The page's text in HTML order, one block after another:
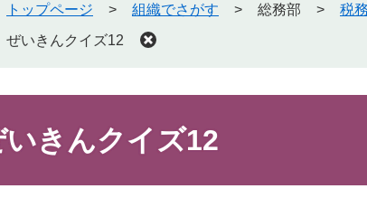
トップページ > 組織でさがす > 総務部 > 税
ぜいきんクイズ12
いきんクイズ12